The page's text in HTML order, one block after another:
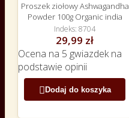
Proszek ziołowy Ashwagandha
Powder 100g Organic india
Indeks 8704
29,99 zł
Ocena na 5 gwiazdek na
podstawie opinii
Dodaj do koszyka